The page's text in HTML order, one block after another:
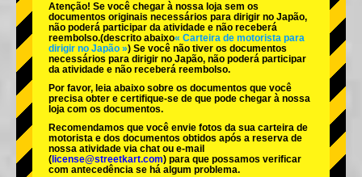
Okinawa
Atenção! Se você chegar à nossa loja sem os
documentos originais necessários para dirigir no Japão,
não poderá participar da atividade e não receberá
reembolso.(descrito abaixo« Carteira de motorista para
dirigir no Japão ») Se você não tiver os documentos
necessários para dirigir no Japão, não poderá participar
da atividade e não receberá reembolso.
Por favor, leia abaixo sobre os documentos que você
precisa obter e certifique-se de que pode chegar à nossa
loja com os documentos.
Recomendamos que você envie fotos da sua carteira de
motorista e dos documentos obtidos após a reserva de
nossa atividade via chat ou e-mail
( license@streetkart.com) para que possamos verificar
com antecedência se há algum problema.